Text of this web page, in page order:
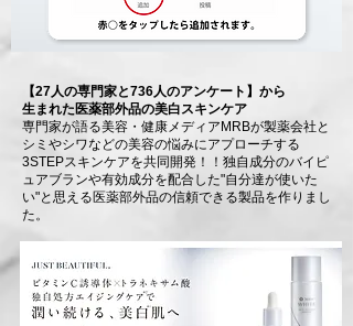
【27人の専門家と736人のアンケート】から
生まれた医薬部外品の美白スキンケア
専門家が語る美容・健康メディアMRBが製薬会社と
シミやシワなどの美容の悩みにアプローチする
3STEPスキンケアを共同開発！！独自成分のバイピ
ュアブランや有効成分を配合した"自分達が使いた
い"と思える医薬部外品の信頼できる製品を作りまし
た。